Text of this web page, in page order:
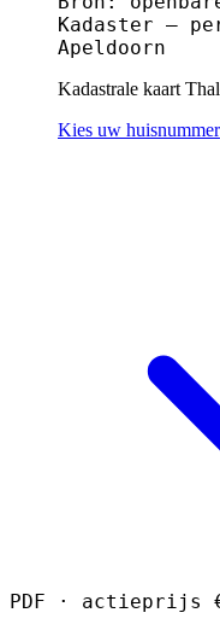
Kadaster —
Apeldoorn
Kadastrale kaart
Kies uw huisnummer
PDF · actieprijs